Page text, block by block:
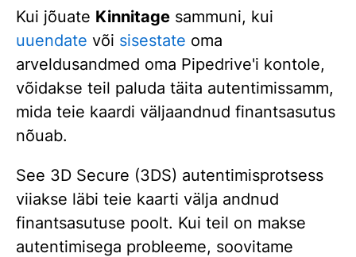
Kui jõuate Kinnitage sammuni, kui
uuendate või sisestate oma
arveldusandmed oma Pipedrive'i kontole,
võidakse teil paluda täita autentimissamm,
mida teie kaardi väljaandnud finantsasutus
nõuab.
See 3D Secure (3DS) autentimisprotsess
viiakse läbi teie kaarti välja andnud
finantsasutuse poolt. Kui teil on makse
autentimisega probleeme, soovitame